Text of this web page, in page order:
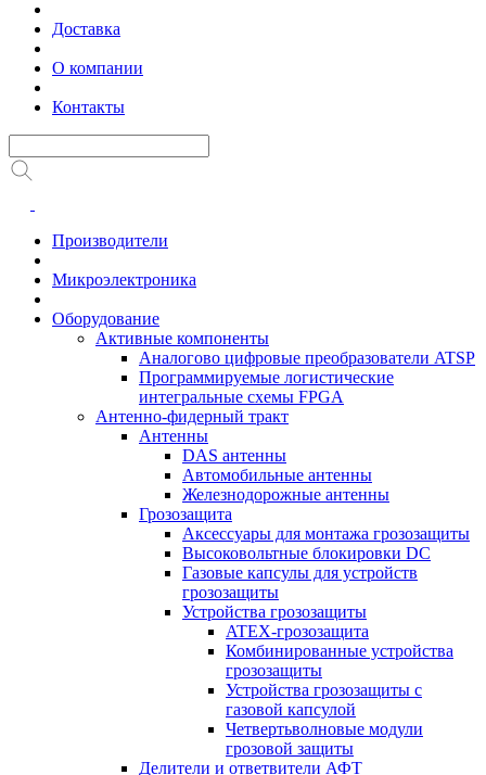
Доставка
О компании
Контакты
Производители
Микроэлектроника
Оборудование
Активные компоненты
Аналогово цифровые преобразователи ATSP
Программируемые логистические
интегральные схемы FPGA
Антенно-фидерный тракт
Антенны
DAS антенны
Автомобильные антенны
Железнодорожные антенны
Грозозащита
Аксессуары для монтажа грозозащиты
Высоковольтные блокировки DC
Газовые капсулы для устройств
грозозащиты
Устройства грозозащиты
ATEX-грозозащита
Комбинированные устройства
грозозащиты
Устройства грозозащиты с
газовой капсулой
Четвертьволновые модули
грозовой защиты
Делители и ответвители АФТ